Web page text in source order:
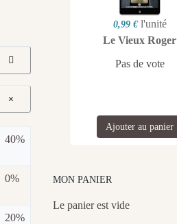
×
40%
0%
20%
0,99 € l'unité
Le Vieux Roger
Pas de vote
Ajouter au panier
MON PANIER
Le panier est vide